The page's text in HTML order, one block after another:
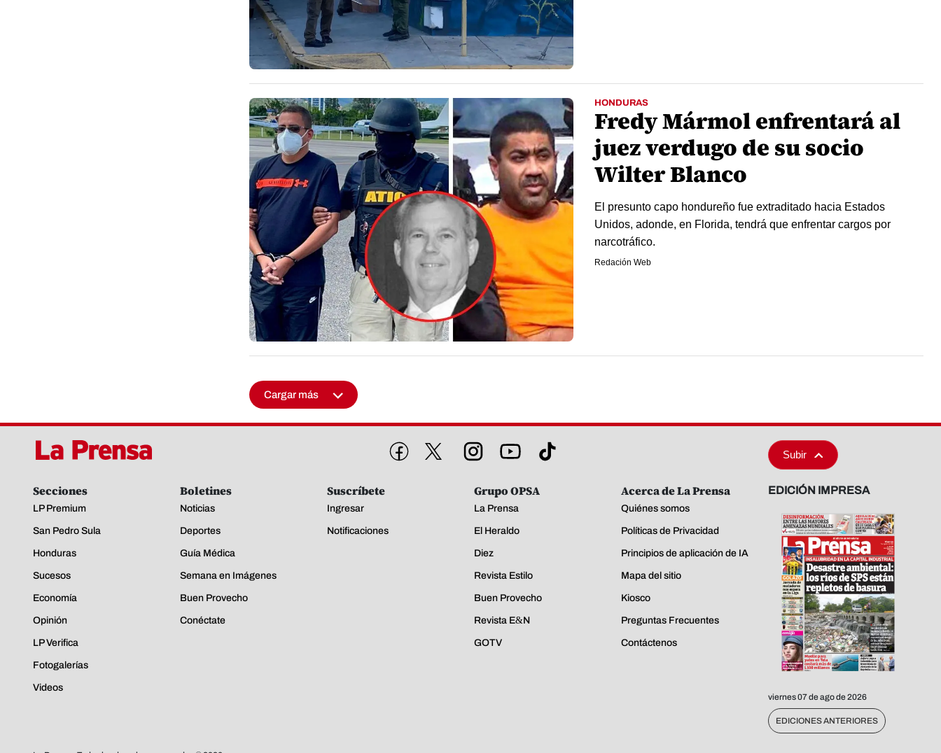
HONDURAS
Fredy Mármol enfrentará al
juez verdugo de su socio
Wilter Blanco
El presunto capo hondureño fue extraditado hacia Estados
Unidos, adonde, en Florida, tendrá que enfrentar cargos por
narcotráfico.
Redación Web
Cargar más
Subir
Secciones
LP Premium
San Pedro Sula
Honduras
Sucesos
Economía
Opinión
LP Verifica
Fotogalerías
Videos
Boletines
Noticias
Deportes
Guía Médica
Semana en Imágenes
Buen Provecho
Conéctate
Suscríbete
Ingresar
Notificaciones
Grupo OPSA
La Prensa
El Heraldo
Diez
Revista Estilo
Buen Provecho
Revista E&N
GOTV
Acerca de La Prensa
Quiénes somos
Políticas de Privacidad
Principios de aplicación de IA
Mapa del sitio
Kiosco
Preguntas Frecuentes
Contáctenos
EDICIÓN IMPRESA
viernes 07 de ago de 2026
EDICIONES ANTERIORES